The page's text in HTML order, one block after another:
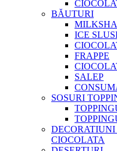
BĂUTURI
ICE
FRAPPE
SALEP
SOSURI
CIOCOLATA